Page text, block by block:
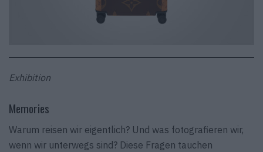
Exhibition
Memories
Warum reisen wir eigentlich? Und was fotografieren wir,
wenn wir unterwegs sind? Diese Fragen tauchen